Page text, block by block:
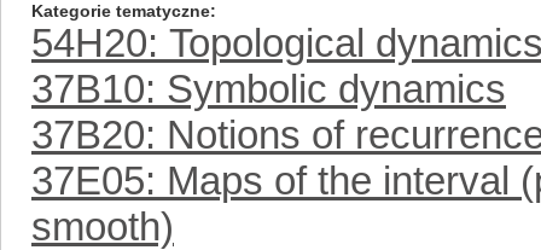
Kategorie tematyczne
54H20: Topological
37B10: Symbolic dynamics
37B20: Notions of
37E05: Maps of the interval
smooth)